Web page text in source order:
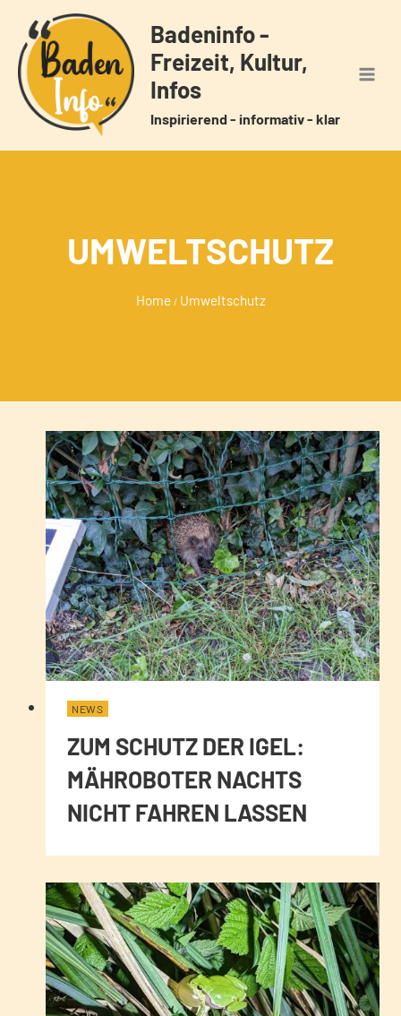
Inhalt
springen
Badeninfo -
Freizeit, Kultur,
Infos
Inspirierend - informativ - klar
UMWELTSCHUTZ
Home / Umweltschutz
NEWS
ZUM SCHUTZ DER IGEL:
MÄHROBOTER NACHTS
NICHT FAHREN LASSEN